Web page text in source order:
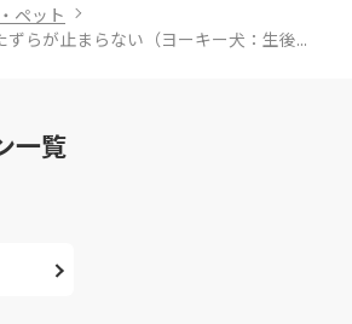
ペット
らが止まらない（ヨーキー犬：生後...
一覧